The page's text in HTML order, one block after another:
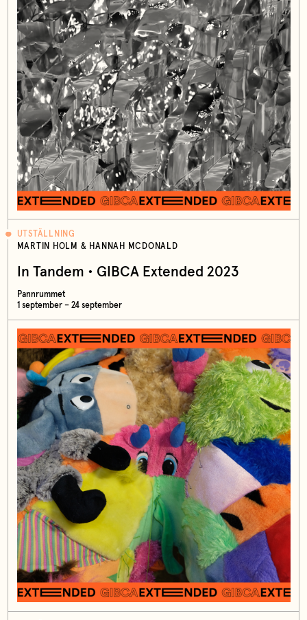
UTSTÄLLNING
MARTIN HOLM & HANNAH MCDONALD
In Tandem • GIBCA Extended 2023
Pannrummet
1 september – 24 september